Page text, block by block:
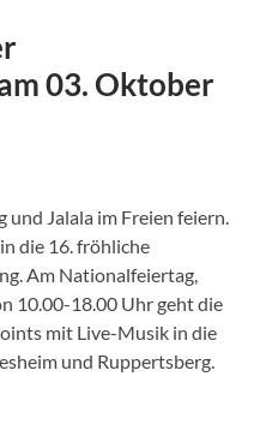
03. Oktober
und Jalala im Freien feiern.
die 16. fröhliche
Am Nationalfeiertag,
10.00-18.00 Uhr geht die
mit Live-Musik in die
und Ruppertsberg.